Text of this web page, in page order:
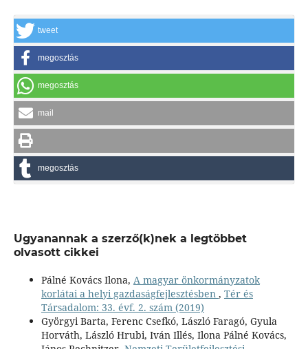
tweet
megosztás
megosztás
mail
megosztás
Ugyanannak a szerző(k)nek a legtöbbet
olvasott cikkei
Pálné Kovács Ilona, A magyar önkormányzatok
korlátai a helyi gazdaságfejlesztésben , Tér és
Társadalom: 33. évf. 2. szám (2019)
Györgyi Barta, Ferenc Csefkó, László Faragó, Gyula
Horváth, László Hrubi, Iván Illés, Ilona Pálné Kovács,